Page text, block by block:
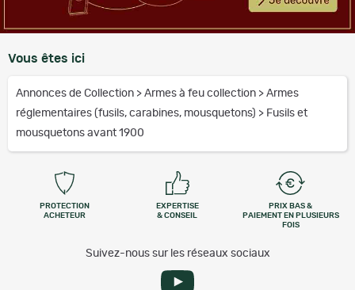
Vous êtes ici
Annonces de Collection > Armes à feu collection > Armes
réglementaires (fusils, carabines, mousquetons) > Fusils et
mousquetons avant 1900
PROTECTION
ACHETEUR
EXPERTISE
& CONSEIL
PRIX BAS &
PAIEMENT EN PLUSIEURS
FOIS
Suivez-nous sur les réseaux sociaux